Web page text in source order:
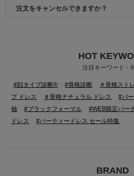
身長：155cm
注文をキャンセルできますか？
HOT
注目キーワード・
#顔タイプ診断® #骨格診断 ＃骨格スト
ブ ドレス
＃骨格ナチュラル ドレス #パ
袖
#ブラックフォーマル #WEB限定パー
ドレス
#パーティードレス セール特集
BRAND